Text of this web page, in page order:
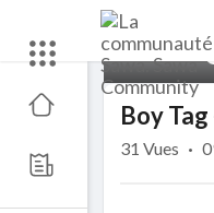
00:00
Boy
31 Vues ·